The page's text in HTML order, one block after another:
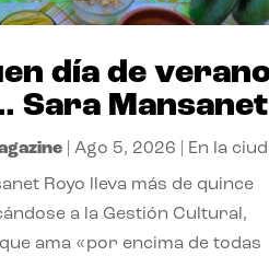
día de
Sara Mansanet
| Ago 5, 2026 En la
Royo lleva más de quince
a la Gestión Cultural,
ama «por encima de todas